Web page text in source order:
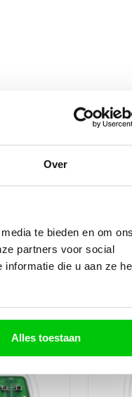
Over
te bieden en om ons
partners voor social
die u aan ze
Alles toestaan
modelaanduidingen,
aan, erkend